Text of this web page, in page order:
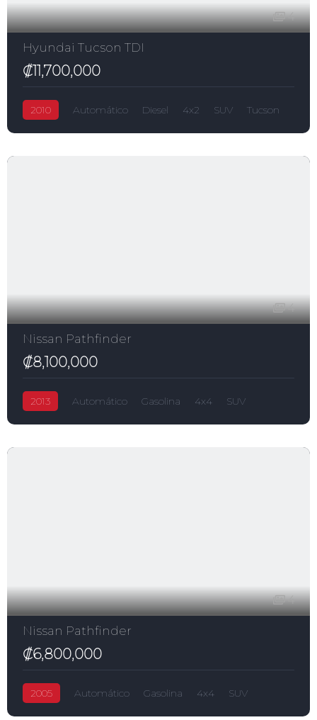
4
Hyundai Tucson TDI
₡11,700,000
2010 Automático Diesel 4x2 SUV
Tucson
4
Nissan Pathfinder
₡8,100,000
2013 Automático Gasolina 4x4
SUV
4
Nissan Pathfinder
₡6,800,000
2005 Automático Gasolina 4x4
SUV